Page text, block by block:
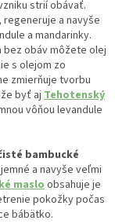
strií obávať.
a navyše
a mandarinky.
obáv môžete olej
s olejom zo
zmierňuje tvorbu
byť aj Tehotenský
vôňou levandule
bambucké
a navyše veľmi
masloobsahuje je
pokožky počas
bábätko.